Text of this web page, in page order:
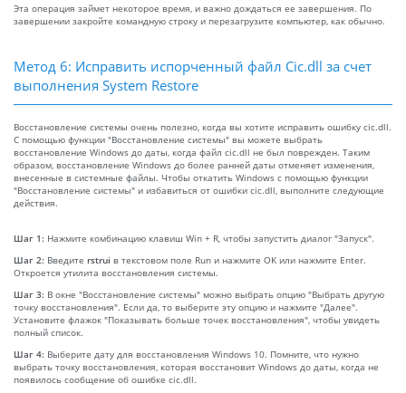
Эта операция займет некоторое время, и важно дождаться ее завершения. По
завершении закройте командную строку и перезагрузите компьютер, как обычно.
Метод 6: Исправить испорченный файл Cic.dll за счет
выполнения System Restore
Восстановление системы очень полезно, когда вы хотите исправить ошибку cic.dll.
С помощью функции "Восстановление системы" вы можете выбрать
восстановление Windows до даты, когда файл cic.dll не был поврежден. Таким
образом, восстановление Windows до более ранней даты отменяет изменения,
внесенные в системные файлы. Чтобы откатить Windows с помощью функции
"Восстановление системы" и избавиться от ошибки cic.dll, выполните следующие
действия.
Шаг 1: Нажмите комбинацию клавиш Win + R, чтобы запустить диалог "Запуск".
Шаг 2: Введите rstrui в текстовом поле Run и нажмите OK или нажмите Enter.
Откроется утилита восстановления системы.
Шаг 3: В окне "Восстановление системы" можно выбрать опцию "Выбрать другую
точку восстановления". Если да, то выберите эту опцию и нажмите "Далее".
Установите флажок "Показывать больше точек восстановления", чтобы увидеть
полный список.
Шаг 4: Выберите дату для восстановления Windows 10. Помните, что нужно
выбрать точку восстановления, которая восстановит Windows до даты, когда не
появилось сообщение об ошибке cic.dll.